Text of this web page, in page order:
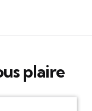
plaire